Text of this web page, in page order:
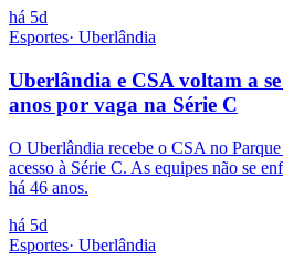
há 5d
Esportes· Uberlândia
Uberlândia e CSA voltam a
anos por vaga na Série C
O Uberlândia recebe o CSA no
acesso à Série C. As equipes não se
há 46 anos.
há 5d
Esportes· Uberlândia